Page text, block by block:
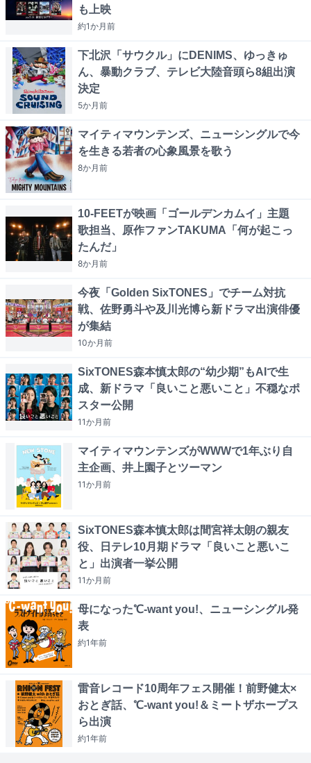
も上映
約1か月前
下北沢「サウクル」にDENIMS、ゆっきゅ
ん、暴動クラブ、テレビ大陸音頭ら8組出演
決定
5か月前
マイティマウンテンズ、ニューシングルで今
を生きる若者の心象風景を歌う
8か月前
10-FEETが映画「ゴールデンカムイ」主題
歌担当、原作ファンTAKUMA「何が起こっ
たんだ」
8か月前
今夜「Golden SixTONES」でチーム対抗
戦、佐野勇斗や及川光博ら新ドラマ出演俳優
が集結
10か月前
SixTONES森本慎太郎の“幼少期”もAIで生
成、新ドラマ「良いこと悪いこと」不穏なポ
スター公開
11か月前
マイティマウンテンズがWWWで1年ぶり自
主企画、井上園子とツーマン
11か月前
SixTONES森本慎太郎は間宮祥太朗の親友
役、日テレ10月期ドラマ「良いこと悪いこ
と」出演者一挙公開
11か月前
母になった℃-want you!、ニューシングル発
表
約1年前
雷音レコード10周年フェス開催！前野健太×
おとぎ話、℃-want you!＆ミートザホープス
ら出演
約1年前